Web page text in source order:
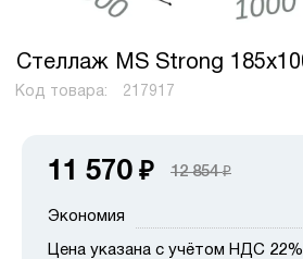
Стеллаж MS Strong
Код товара: 217917
11 570 ₽ 12 854₽
Экономия
Цена указана с учётом НДС 22%